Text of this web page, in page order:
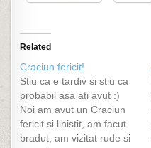
Related
Craciun fericit!
Stiu ca e tardiv si stiu ca
probabil asa ati avut :)
Noi am avut un Craciun
fericit si linistit, am facut
bradut, am vizitat rude si